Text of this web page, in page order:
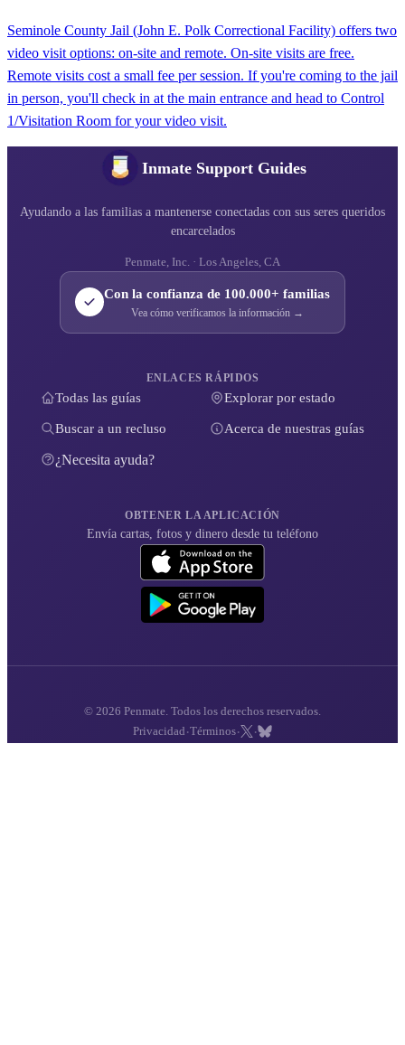
Seminole County Jail (John E. Polk Correctional Facility) offers two
video visit options: on-site and remote. On-site visits are free.
Remote visits cost a small fee per session. If you're coming to the jail
in person, you'll check in at the main entrance and head to Control
1/Visitation Room for your video visit.
Inmate Support Guides
Ayudando a las familias a mantenerse conectadas con sus seres queridos
encarcelados
Penmate, Inc. · Los Angeles, CA
Con la confianza de 100.000+ familias
Vea cómo verificamos la información →
ENLACES RÁPIDOS
Todas las guías Explorar por estado
Buscar a un recluso Acerca de nuestras guías
¿Necesita ayuda?
OBTENER LA APLICACIÓN
Envía cartas, fotos y dinero desde tu teléfono
© 2026 Penmate. Todos los derechos reservados.
Privacidad ·Términos· ·